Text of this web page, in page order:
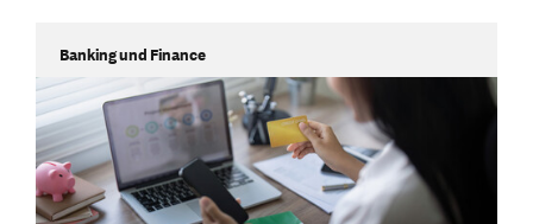
Banking und Finance